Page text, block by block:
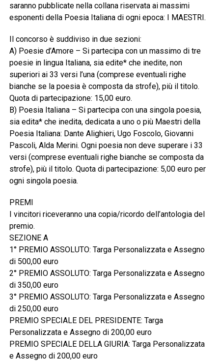
saranno pubblicate nella collana riservata ai massimi
esponenti della Poesia Italiana di ogni epoca: I MAESTRI.
Il concorso è suddiviso in due sezioni:
A) Poesie d’Amore – Si partecipa con un massimo di tre
poesie in lingua Italiana, sia edite* che inedite, non
superiori ai 33 versi l’una (comprese eventuali righe
bianche se la poesia è composta da strofe), più il titolo.
Quota di partecipazione: 15,00 euro.
B) Poesia Italiana – Si partecipa con una singola poesia,
sia edita* che inedita, dedicata a uno o più Maestri della
Poesia Italiana: Dante Alighieri, Ugo Foscolo, Giovanni
Pascoli, Alda Merini. Ogni poesia non deve superare i 33
versi (comprese eventuali righe bianche se composta da
strofe), più il titolo. Quota di partecipazione: 5,00 euro per
ogni singola poesia.
PREMI
I vincitori riceveranno una copia/ricordo dell’antologia del
premio.
SEZIONE A
1° PREMIO ASSOLUTO: Targa Personalizzata e Assegno
di 500,00 euro
2° PREMIO ASSOLUTO: Targa Personalizzata e Assegno
di 350,00 euro
3° PREMIO ASSOLUTO: Targa Personalizzata e Assegno
di 250,00 euro
PREMIO SPECIALE DEL PRESIDENTE: Targa
Personalizzata e Assegno di 200,00 euro
PREMIO SPECIALE DELLA GIURIA: Targa Personalizzata
e Assegno di 200,00 euro